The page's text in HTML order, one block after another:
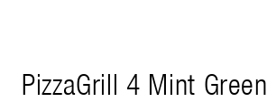
PizzaGrill 4 Mint Green